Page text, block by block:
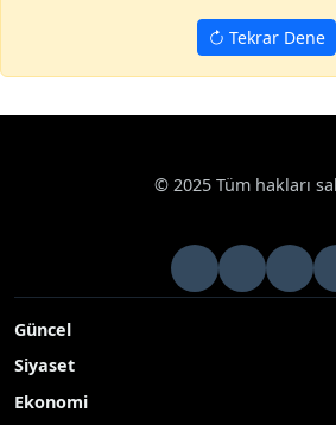
Tekrar Dene
© 2025 Tüm hakları
Güncel
Siyaset
Ekonomi